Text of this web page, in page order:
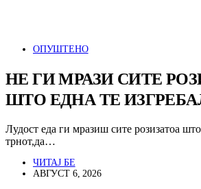
ОПУШТЕНО
НЕ ГИ МРАЗИ СИТЕ
ШТО ЕДНА ТЕ
Лудост еда ги мразиш сите розизатоа
трнот,да…
ЧИТАЈ БЕ
АВГУСТ 6, 2026